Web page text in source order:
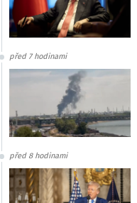
před 7 hodinami
před 8 hodinami